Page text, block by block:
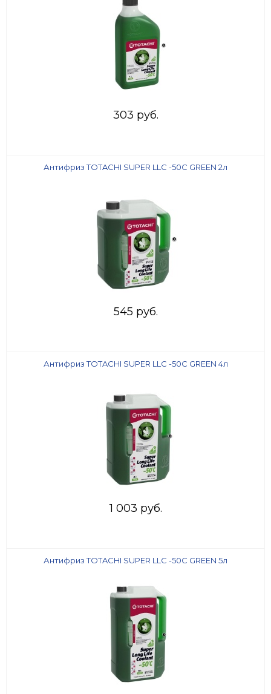
303 руб.
Антифриз TOTACHI SUPER LLC -50C GREEN 2л
545 руб.
Антифриз TOTACHI SUPER LLC -50C GREEN 4л
1 003 руб.
Антифриз TOTACHI SUPER LLC -50C GREEN 5л